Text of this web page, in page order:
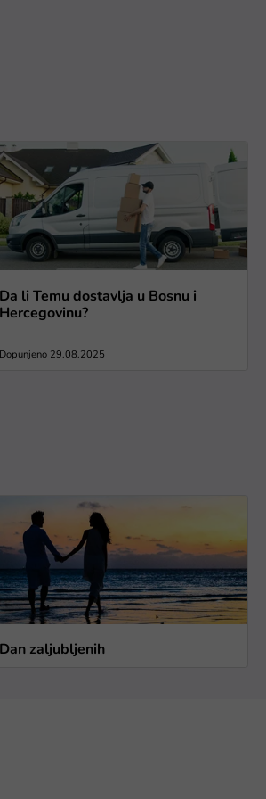
Da li Temu dostavlja u Bosnu i
Hercegovinu?
Dopunjeno 29.08.2025
Dan zaljubljenih